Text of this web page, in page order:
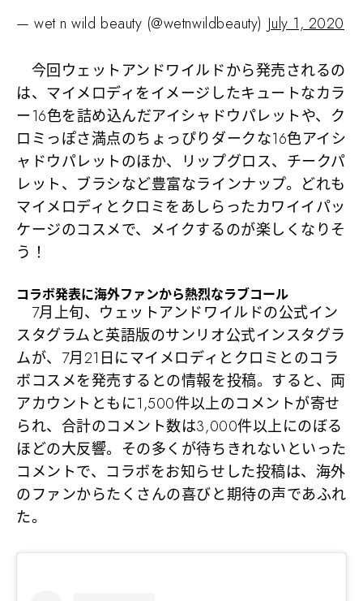
— wet n wild beauty (@wetnwildbeauty) July 1, 2020
今回ウェットアンドワイルドから発売されるの
は、マイメロディをイメージしたキュートなカラ
ー16色を詰め込んだアイシャドウパレットや、ク
ロミっぽさ満点のちょっぴりダークな16色アイシ
ャドウパレットのほか、リップグロス、チークパ
レット、ブラシなど豊富なラインナップ。どれも
マイメロディとクロミをあしらったカワイイパッ
ケージのコスメで、メイクするのが楽しくなりそ
う！
コラボ発表に海外ファンから熱烈なラブコール
7月上旬、ウェットアンドワイルドの公式イン
スタグラムと英語版のサンリオ公式インスタグラ
ムが、7月21日にマイメロディとクロミとのコラ
ボコスメを発売するとの情報を投稿。すると、両
アカウントともに1,500件以上のコメントが寄せ
られ、合計のコメント数は3,000件以上にのぼる
ほどの大反響。その多くが待ちきれないといった
コメントで、コラボをお知らせした投稿は、海外
のファンからたくさんの喜びと期待の声であふれ
た。